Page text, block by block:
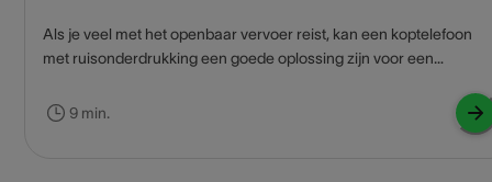
Als je veel met het openbaar vervoer reist, kan een koptelefoon
met ruisonderdrukking een goede oplossing zijn voor een
heen, maar kunt ongestoord naar je favoriete podcast of muziek
9 min.